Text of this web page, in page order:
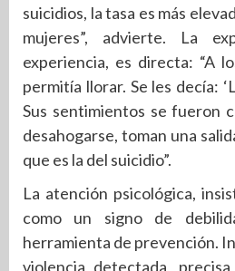
suicidios, la tasa es más
mujeres”, advierte. La
experiencia, es directa: “A
permitía llorar. Se les decía:
Sus sentimientos se fueron
desahogarse, toman una
que es la del suicidio”.
La atención psicológica,
como un signo de
herramienta de prevención.
violencia detectada,